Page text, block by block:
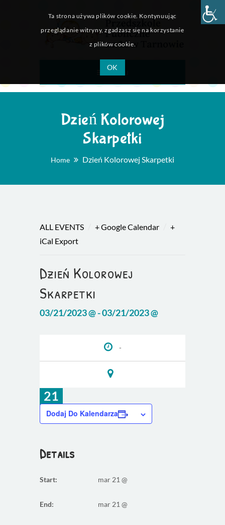
Menu
Dzień Kolorowej
Skarpetki
Home Dzień Kolorowej Skarpetki
ALL EVENTS + Google Calendar
+
iCal Export
Dzień Kolorowej
Skarpetki
03/21/2023 @ - 03/21/2023 @
21
mar
-
Dodaj Do Kalendarza
Details
Start: mar 21 @
End: mar 21 @
Ta strona używa plików cookie. Kontynuując
przeglądanie witryny, zgadzasz się na korzystanie
z plików cookie.
OK